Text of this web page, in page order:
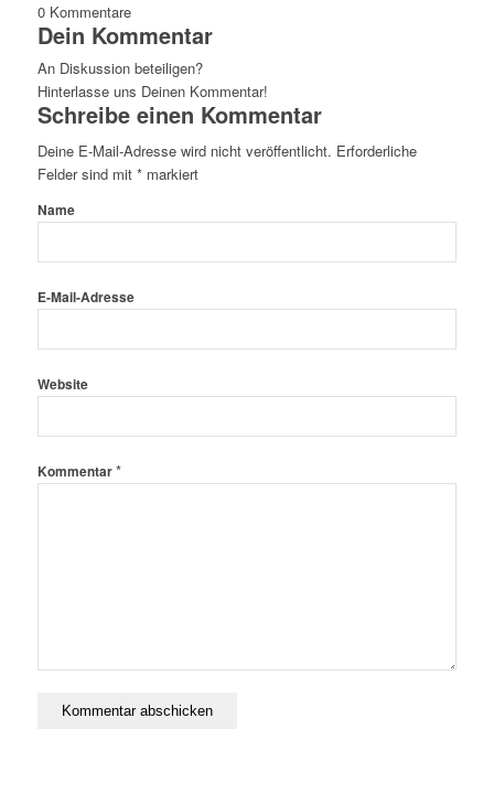
0 Kommentare
Dein Kommentar
An Diskussion beteiligen?
Hinterlasse uns Deinen Kommentar!
Schreibe einen Kommentar
Deine E-Mail-Adresse wird nicht veröffentlicht. Erforderliche
Felder sind mit *markiert
Name
E-Mail-Adresse
Website
Kommentar*